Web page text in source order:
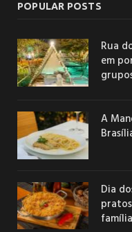
POPULAR POSTS
Rua
em
A
Dia
família